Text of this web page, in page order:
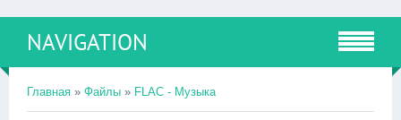
NAVIGATION
Главная » Файлы » FLAC - Музыка